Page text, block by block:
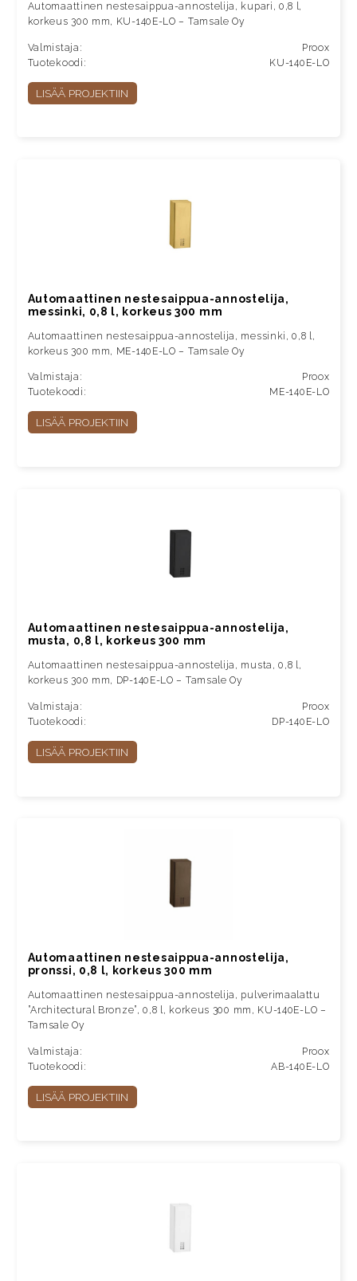
Automaattinen nestesaippua-annostelija, kupari, 0,8 l,
korkeus 300 mm, KU-140E-LO – Tamsale Oy
Valmistaja:
Proox
Tuotekoodi:
KU-140E-LO
LISÄÄ PROJEKTIIN
Automaattinen nestesaippua-annostelija,
messinki, 0,8 l, korkeus 300 mm
Automaattinen nestesaippua-annostelija, messinki, 0,8 l,
korkeus 300 mm, ME-140E-LO – Tamsale Oy
Valmistaja:
Proox
Tuotekoodi:
ME-140E-LO
LISÄÄ PROJEKTIIN
Automaattinen nestesaippua-annostelija,
musta, 0,8 l, korkeus 300 mm
Automaattinen nestesaippua-annostelija, musta, 0,8 l,
korkeus 300 mm, DP-140E-LO – Tamsale Oy
Valmistaja:
Proox
Tuotekoodi:
DP-140E-LO
LISÄÄ PROJEKTIIN
Automaattinen nestesaippua-annostelija,
pronssi, 0,8 l, korkeus 300 mm
Automaattinen nestesaippua-annostelija, pulverimaalattu
”Architectural Bronze”, 0,8 l, korkeus 300 mm, KU-140E-LO –
Tamsale Oy
Valmistaja:
Proox
Tuotekoodi:
AB-140E-LO
LISÄÄ PROJEKTIIN